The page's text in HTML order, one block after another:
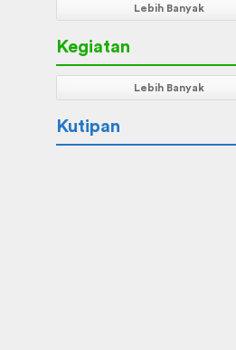
Lebih Banyak
Kegiatan
Lebih Banyak
Kutipan